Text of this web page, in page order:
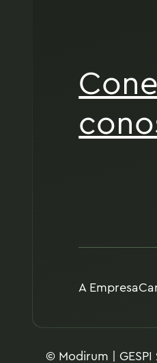
A Empresa
© Modirum | GESPI